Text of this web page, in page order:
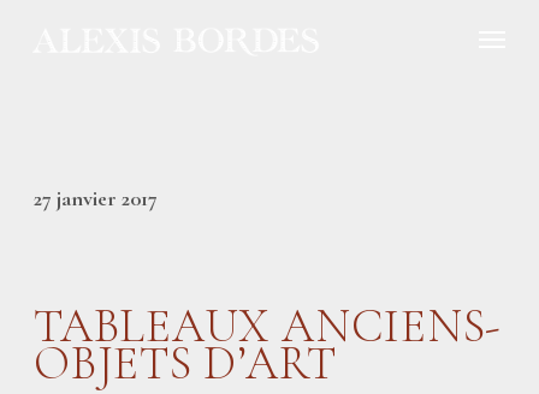
27 janvier 2017
TABLEAUX ANCIENS-
OBJETS D’ART